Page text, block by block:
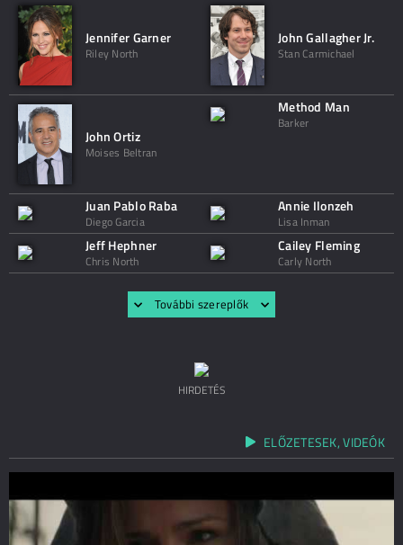
Jennifer Garner
Riley North
John Gallagher Jr.
Stan Carmichael
John Ortiz
Moises Beltran
Method Man
Barker
Juan Pablo Raba
Diego Garcia
Annie Ilonzeh
Lisa Inman
Jeff Hephner
Chris North
Cailey Fleming
Carly North
További szereplők
HIRDETÉS
ELŐZETESEK, VIDEÓK